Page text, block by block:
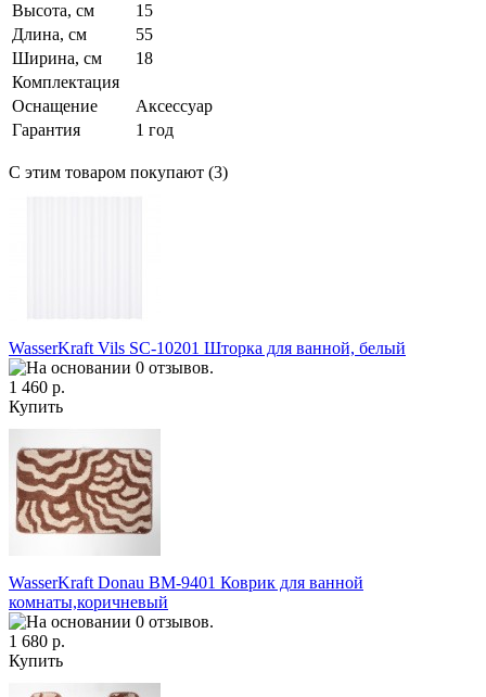
Высота, см
15
Длина, см
55
Ширина, см
18
Комплектация
Оснащение
Аксессуар
Гарантия
1 год
С этим товаром покупают (3)
WasserKraft Vils SC-10201 Шторка для ванной, белый
1 460 р.
Купить
WasserKraft Donau BM-9401 Коврик для ванной
комнаты,коричневый
1 680 р.
Купить